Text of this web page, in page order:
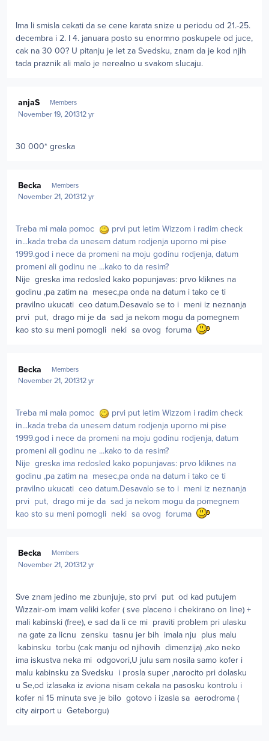
Ima li smisla cekati da se cene karata snize u periodu od 21.-25.
decembra i 2. I 4. januara posto su enormno poskupele od juce,
cak na 30 00? U pitanju je let za Svedsku, znam da je kod njih
tada praznik ali malo je nerealno u svakom slucaju.
anjaS Members
November 19, 201312 yr
30 000* greska
Becka Members
November 21, 201312 yr
Treba mi mala pomoc
prvi put letim Wizzom i radim check
in...kada treba da unesem datum rodjenja uporno mi pise
1999.god i nece da promeni na moju godinu rodjenja, datum
promeni ali godinu ne ...kako to da resim?
Nije greska ima redosled kako popunjavas: prvo kliknes na
godinu ,pa zatim na mesec,pa onda na datum i tako ce ti
pravilno ukucati ceo datum.Desavalo se to i meni iz neznanja
prvi put, drago mi je da sad ja nekom mogu da pomegnem
kao sto su meni pomogli neki sa ovog foruma
Becka Members
November 21, 201312 yr
Treba mi mala pomoc
prvi put letim Wizzom i radim check
in...kada treba da unesem datum rodjenja uporno mi pise
1999.god i nece da promeni na moju godinu rodjenja, datum
promeni ali godinu ne ...kako to da resim?
Nije greska ima redosled kako popunjavas: prvo kliknes na
godinu ,pa zatim na mesec,pa onda na datum i tako ce ti
pravilno ukucati ceo datum.Desavalo se to i meni iz neznanja
prvi put, drago mi je da sad ja nekom mogu da pomegnem
kao sto su meni pomogli neki sa ovog foruma
Becka Members
November 21, 201312 yr
Sve znam jedino me zbunjuje, sto prvi put od kad putujem
Wizzair-om imam veliki kofer ( sve placeno i chekirano on line) +
mali kabinski (free), e sad da li ce mi praviti problem pri ulasku
na gate za licnu zensku tasnu jer bih imala nju plus malu
kabinsku torbu (cak manju od njihovih dimenzija) ,ako neko
ima iskustva neka mi odgovori,U julu sam nosila samo kofer i
malu kabinsku za Svedsku i prosla super ,narocito pri dolasku
u Se,od izlasaka iz aviona nisam cekala na pasosku kontrolu i
kofer ni 15 minuta sve je bilo gotovo i izasla sa aerodroma (
city airport u Geteborgu)